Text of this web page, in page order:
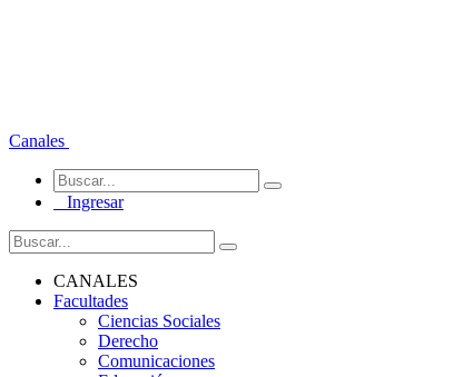
Canales
Ingresar
CANALES
Facultades
Ciencias Sociales
Derecho
Comunicaciones